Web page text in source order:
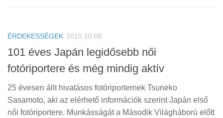
ÉRDEKESSÉGEK 2015.10.06
101 éves Japán legidősebb női
fotóriportere és még mindig aktív
25 évesen állt hivatásos fotóriporternek Tsuneko
Sasamoto, aki az elérhető információk szerint Japán első
női fotóriportere. Munkásságát a Második Világháború előtt